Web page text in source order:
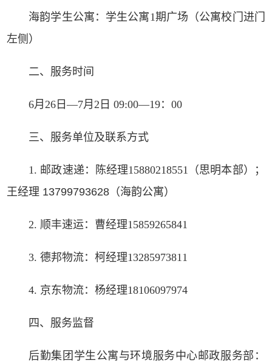
海韵学生公寓：学生公寓1期广场（公寓校门进门
左侧）
二、服务时间
6月26日—7月2日 09:00—19：00
三、服务单位及联系方式
1. 邮政速递：陈经理15880218551（思明本部）；
王经理 13799793628（海韵公寓）
2. 顺丰速运：曹经理15859265841
3. 德邦物流：柯经理13285973811
4. 京东物流：杨经理18106097974
四、服务监督
后勤集团学生公寓与环境服务中心邮政服务部：